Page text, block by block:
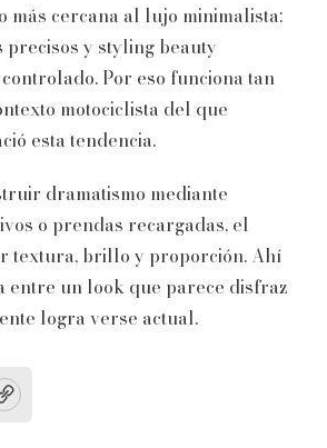
más cercana al lujo minimalista:
precisos y styling beauty
Por eso funciona tan
motociclista del que
esta tendencia.
dramatismo mediante
o prendas recargadas, el
textura, brillo y proporción. Ahí
entre un look que parece disfraz
logra verse actual.
Copy